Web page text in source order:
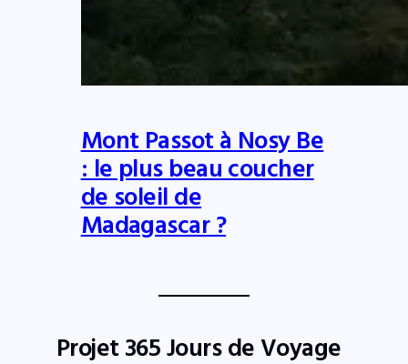
Mont Passot à Nosy Be
: le plus beau coucher
de soleil de
Madagascar ?
Projet 365 Jours de Voyage